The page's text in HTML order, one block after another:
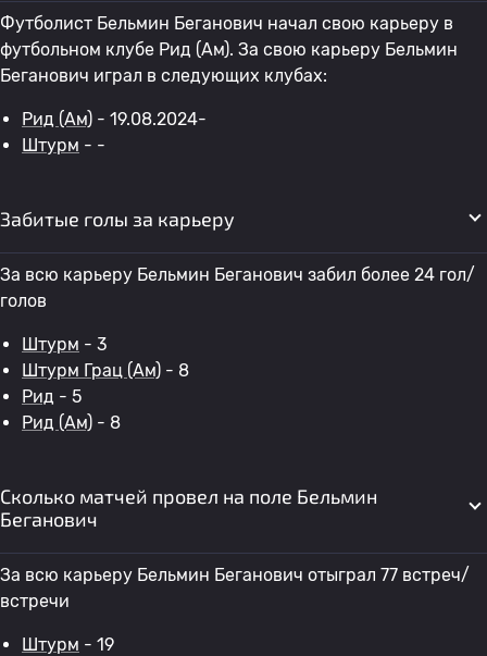
Футболист Бельмин Беганович начал свою карьеру в
футбольном клубе Рид (Ам). За свою карьеру Бельмин
Беганович играл в следующих клубах:
Рид (Ам) - 19.08.2024-
Штурм - -
Забитые голы за карьеру
За всю карьеру Бельмин Беганович забил более 24 гол/
голов
Штурм - 3
Штурм Грац (Ам) - 8
Рид - 5
Рид (Ам) - 8
Сколько матчей провел на поле Бельмин
Беганович
За всю карьеру Бельмин Беганович отыграл 77 встреч/
встречи
Штурм - 19